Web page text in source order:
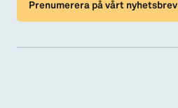
Prenumerera på vårt nyhetsbrev